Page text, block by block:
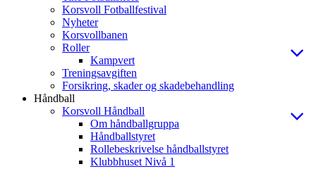
Korsvoll Fotballfestival
Nyheter
Korsvollbanen
Roller
Kampvert
Treningsavgiften
Forsikring, skader og skadebehandling
Håndball
Korsvoll Håndball
Om håndballgruppa
Håndballstyret
Rollebeskrivelse håndballstyret
Klubbhuset Nivå 1